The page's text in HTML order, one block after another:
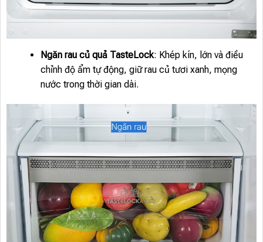
Ngăn rau củ quả TasteLock: Khép kín, lớn và điều
chỉnh độ ẩm tự động, giữ rau củ tươi xanh, mọng
nước trong thời gian dài.